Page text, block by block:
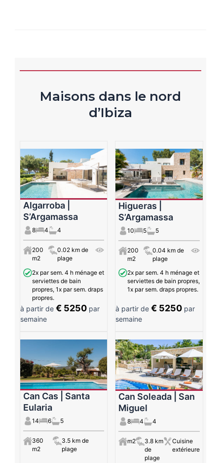
Maisons dans le nord
d’Ibiza
Algarroba |
S’Argamassa
8 4 4
200
m2
0.02 km de
plage
2x par sem. 4 h ménage et
serviettes de bain
propres, 1x par sem. draps
propres.
à partir de € 5250 par
semaine
Higueras |
S’Argamassa
10 5 5
200
m2
0.04 km de
plage
2x par sem. 4 h ménage et
serviettes de bain propres,
1x par sem. draps propres.
à partir de € 5250par
semaine
Can Cas | Santa
Eularia
14 6 5
360
m2
3.5 km de
plage
Can Soleada | San
Miguel
8 4 4
m2
3.8 km
de
plage
Cuisine
extérieure